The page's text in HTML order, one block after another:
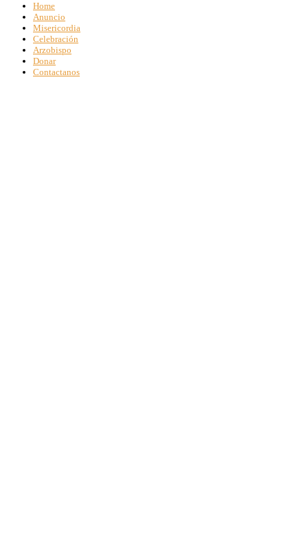
Home
Anuncio
Misericordia
Celebración
Arzobispo
Donar
Contactanos